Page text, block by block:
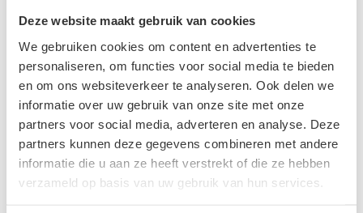
Deze website maakt gebruik van cookies
We gebruiken cookies om content en advertenties te
personaliseren, om functies voor social media te bieden
en om ons websiteverkeer te analyseren. Ook delen we
informatie over uw gebruik van onze site met onze
partners voor social media, adverteren en analyse. Deze
partners kunnen deze gegevens combineren met andere
informatie die u aan ze heeft verstrekt of die ze hebben
verzameld op basis van uw gebruik van hun services.
Dorema Garda 240
Vanaf:
€ 2.084,00
Oorspronkelijke
€1.240,00Huidige